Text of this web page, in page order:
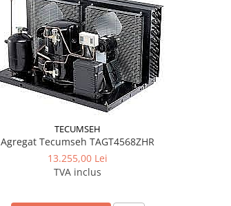
TECUMSEH
Agregat Tecumseh TAGT4568ZHR
13.255,00 Lei
TVA inclus